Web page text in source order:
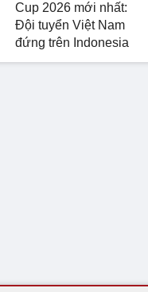
Cup 2026 mới nhất:
Đội tuyển Việt Nam
đứng trên Indonesia